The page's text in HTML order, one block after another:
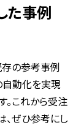
た事例
存の参考事例
動化を実現
。これから受注
ぜひ参考にし